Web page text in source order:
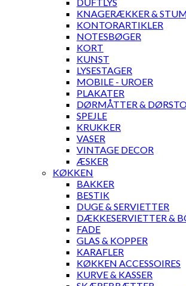
KNAGERÆKKER &
KONTORARTIKLER
NOTESBØGER
KORT
KUNST
LYSESTAGER
MOBILE - UROER
PLAKATER
DØRMÅTTER &
SPEJLE
KRUKKER
VASER
VINTAGE DECOR
ÆSKER
KØKKEN
BAKKER
BESTIK
DUGE & SERVIETTER
DÆKKESERVIETTER &
FADE
GLAS & KOPPER
KARAFLER
KØKKEN ACCESSOIRES
KURVE & KASSER